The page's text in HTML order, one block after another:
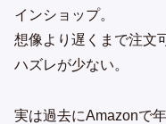
インショップ。
想像より遅くまで注文
ハズレが少ない。
実は過去にAmazonで